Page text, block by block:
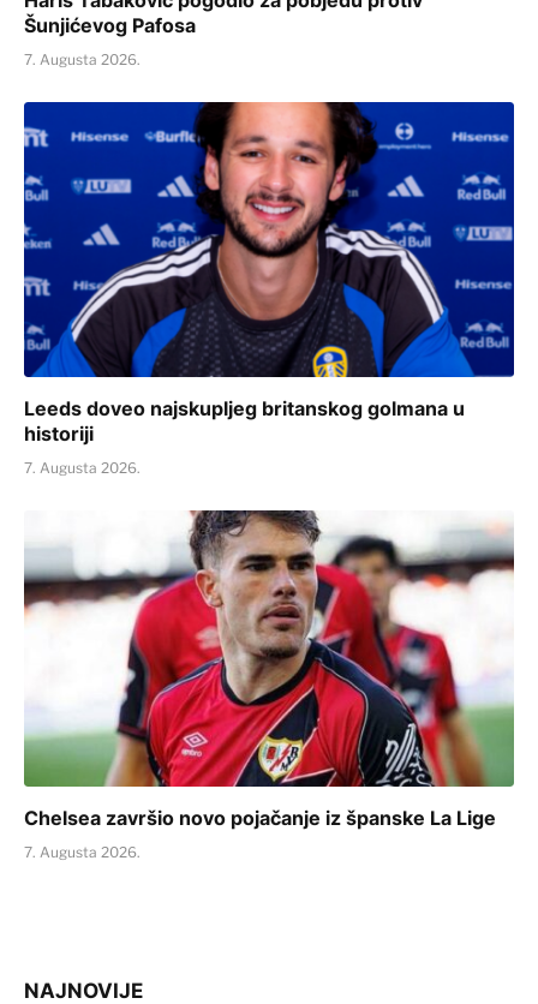
Šunjićevog Pafosa
7. Augusta 2026.
Leeds doveo najskupljeg britanskog golmana u
historiji
7. Augusta 2026.
Chelsea završio novo pojačanje iz španske La Lige
7. Augusta 2026.
NAJNOVIJE